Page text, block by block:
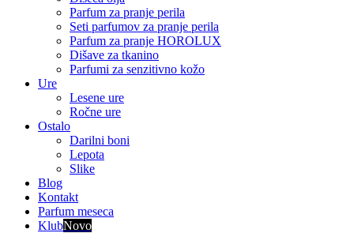
Parfum za pranje perila
Seti parfumov za pranje perila
Parfum za pranje HOROLUX
Dišave za tkanino
Parfumi za senzitivno kožo
Ure
Lesene ure
Ročne ure
Ostalo
Darilni boni
Lepota
Slike
Blog
Kontakt
Parfum meseca
KlubNovo